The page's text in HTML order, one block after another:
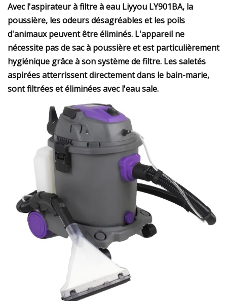
Avec l'aspirateur à filtre à eau Liyyou LY901BA, la
poussière, les odeurs désagréables et les poils
d'animaux peuvent être éliminés. L'appareil ne
nécessite pas de sac à poussière et est particulièrement
hygiénique grâce à son système de filtre. Les saletés
aspirées atterrissent directement dans le bain-marie,
sont filtrées et éliminées avec l'eau sale.